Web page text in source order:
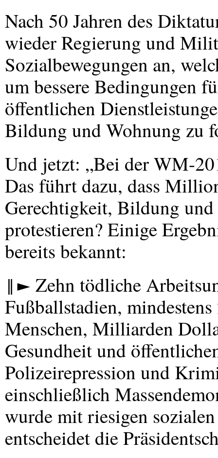
Nach 50 Jahren des
wieder Regierung und
Sozialbewegungen an,
um bessere Bedingungen
öffentlichen
Bildung und Wohnung zu
Und jetzt: „Bei der WM-
Das führt dazu, dass
Gerechtigkeit, Bildung
protestieren? Einige
bereits bekannt:
‖► Zehn tödliche
Fußballstadien,
Menschen, Milliarden
Gesundheit und
Polizeirepression und
einschließlich
wurde mit riesigen
entscheidet die